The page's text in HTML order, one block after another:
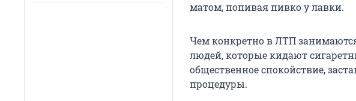
матом, попивая пивко у лавки.
Чем конкретно в ЛТП
людей, которые кидают
общественное спокойствие,
процедуры.